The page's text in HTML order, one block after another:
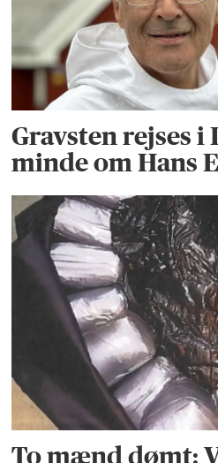
Gravsten rejses
minde om Hans
To mænd dømt: